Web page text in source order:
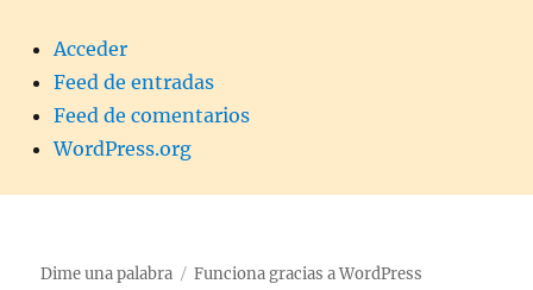
Acceder
Feed de entradas
Feed de comentarios
WordPress.org
Dime una palabra Funciona gracias a WordPress